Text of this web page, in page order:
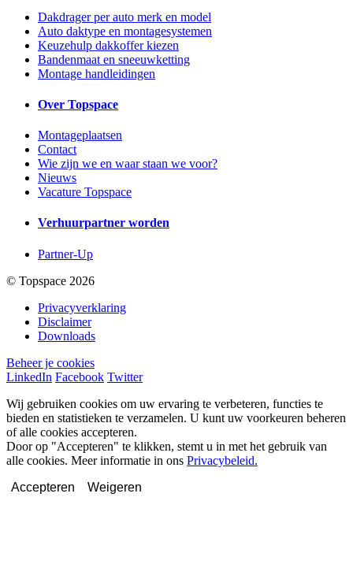
Dakdrager per auto merk en model
Auto daktype en montagesystemen
Keuzehulp dakkoffer kiezen
Bandenmaat en sneeuwketting
Montage handleidingen
Over Topspace
Montageplaatsen
Contact
Wie zijn we en waar staan we voor?
Nieuws
Vacature Topspace
Verhuurpartner worden
Partner-Up
© Topspace 2026
Privacyverklaring
Disclaimer
Downloads
Beheer je cookies
LinkedIn Facebook Twitter
Wij gebruiken cookies om uw ervaring te verbeteren, functies te
bieden en statistieken te verzamelen. U kunt uw voorkeuren beheren
of alle cookies accepteren.
Door op "Accepteren" te klikken, stemt u in met het gebruik van
alle cookies. Meer informatie in ons Privacybeleid.
Accepteren
Weigeren